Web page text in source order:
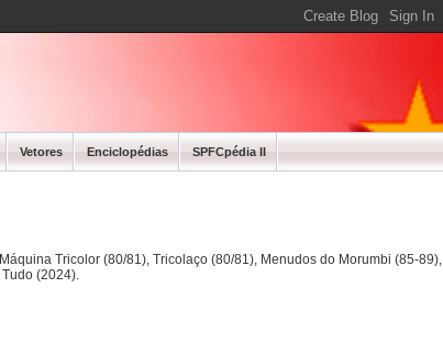
Vetores Enciclopédias SPFCpédia II
Tricolor (80/81), Tricolaço (80/81), Menudos do Morumbi (85-
(2024).